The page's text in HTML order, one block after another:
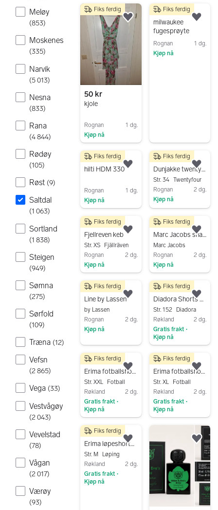
Meløy
(853)
Moskenes
(335)
Narvik
(5 013)
Nesna
(833)
Rana
(4 844)
Rødøy
(105)
Røst (9)
Saltdal
(1 063)
Sortland
(1 838)
Steigen
(949)
Sømna
(275)
Sørfold
(109)
Træna (12)
Vefsn
(2 865)
Vega (33)
Vestvågøy
(2 043)
Vevelstad
(78)
Vågan
(2 017)
Værøy
(93)
50 kr
kjole
Rognan
1 dg.
Kjøp nå
Fiks ferdig
Legg til som favoritt.
2 000 kr
milwaukee
fugesprøyte
Rognan
1 dg.
Kjøp nå
Fiks ferdig
1 200 kr
hilti HDM 330
Rognan
1 dg.
Kjøp nå
Fiks ferdig
Legg til som favoritt.
500 kr
Dunjakke twentyfour
Str. 34 Twentyfour
Rognan
2 dg.
Kjøp nå
Fiks ferdig
Gå til annonsen
700 kr
Fjellreven keb
Str. XS
Fjällräven
Rognan
2 dg.
Kjøp nå
Fiks ferdig
Legg til som favoritt.
1 800 kr
Marc Jacobs snapshot
Marc Jacobs
Rognan
2 dg.
Kjøp nå
Fiks ferdig
1 300 kr
Line by Lassen
by Lassen
Rognan
2 dg.
Kjøp nå
Fiks ferdig
Legg til som favoritt.
Gå til annonsen
75 kr
Diadora Shorts Pro JR treningsshorts str 152 hvit
Str. 152
Diadora
Røkland
2 dg.
Gratis frakt •
Kjøp nå
Fiks ferdig
75 kr
Erima fotballshorts XXL svart herre unisex
Str. XXL
Fotball
Røkland
2 dg.
Gratis frakt •
Kjøp nå
Fiks ferdig
Legg til som favoritt.
75 kr
Erima fotballshorts str 44 svart herre dame
Str. XL
Fotball
Røkland
2 dg.
Gratis frakt •
Kjøp nå
Fiks ferdig
75 kr
Erima løpeshorts M svart unisex str 38
Str. M
Løping
Røkland
2 dg.
Gratis frakt •
Kjøp nå
Fiks ferdig
Legg til som favoritt.